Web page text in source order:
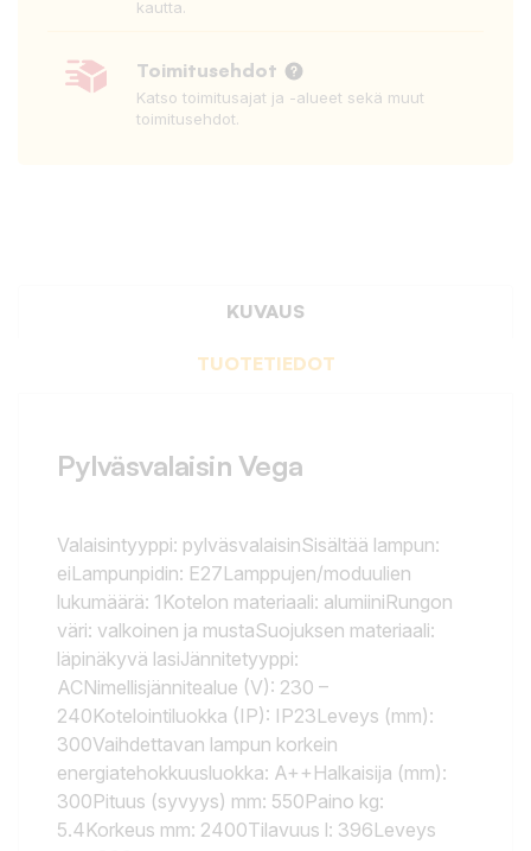
kautta.
Toimitusehdot
Katso toimitusajat ja -alueet sekä muut
toimitusehdot.
KUVAUS
TUOTETIEDOT
Pylväsvalaisin Vega
Valaisintyyppi: pylväsvalaisinSisältää lampun:
eiLampunpidin: E27Lamppujen/moduulien
lukumäärä: 1Kotelon materiaali: alumiiniRungon
väri: valkoinen ja mustaSuojuksen materiaali:
läpinäkyvä lasiJännitetyyppi:
ACNimellisjännitealue (V): 230 –
240Kotelointiluokka (IP): IP23Leveys (mm):
300Vaihdettavan lampun korkein
energiatehokkuusluokka: A++Halkaisija (mm):
300Pituus (syvyys) mm: 550Paino kg:
5.4Korkeus mm: 2400Tilavuus l: 396Leveys